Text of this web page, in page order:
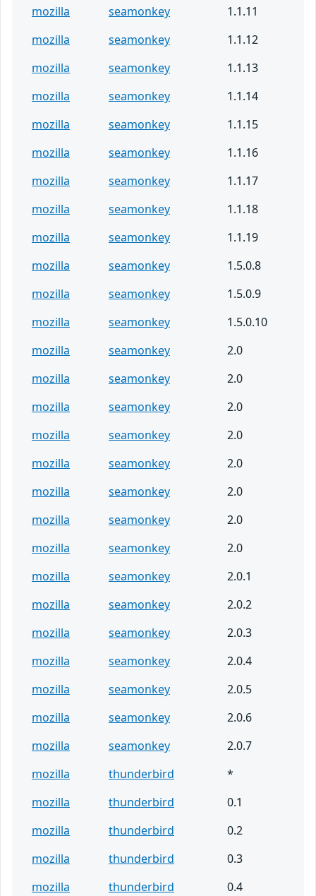
mozilla
seamonkey
1.1.11
mozilla
seamonkey
1.1.12
mozilla
seamonkey
1.1.13
mozilla
seamonkey
1.1.14
mozilla
seamonkey
1.1.15
mozilla
seamonkey
1.1.16
mozilla
seamonkey
1.1.17
mozilla
seamonkey
1.1.18
mozilla
seamonkey
1.1.19
mozilla
seamonkey
1.5.0.8
mozilla
seamonkey
1.5.0.9
mozilla
seamonkey
1.5.0.10
mozilla
seamonkey
2.0
mozilla
seamonkey
2.0
mozilla
seamonkey
2.0
mozilla
seamonkey
2.0
mozilla
seamonkey
2.0
mozilla
seamonkey
2.0
mozilla
seamonkey
2.0
mozilla
seamonkey
2.0
mozilla
seamonkey
2.0.1
mozilla
seamonkey
2.0.2
mozilla
seamonkey
2.0.3
mozilla
seamonkey
2.0.4
mozilla
seamonkey
2.0.5
mozilla
seamonkey
2.0.6
mozilla
seamonkey
2.0.7
mozilla
thunderbird
*
mozilla
thunderbird
0.1
mozilla
thunderbird
0.2
mozilla
thunderbird
0.3
mozilla
thunderbird
0.4